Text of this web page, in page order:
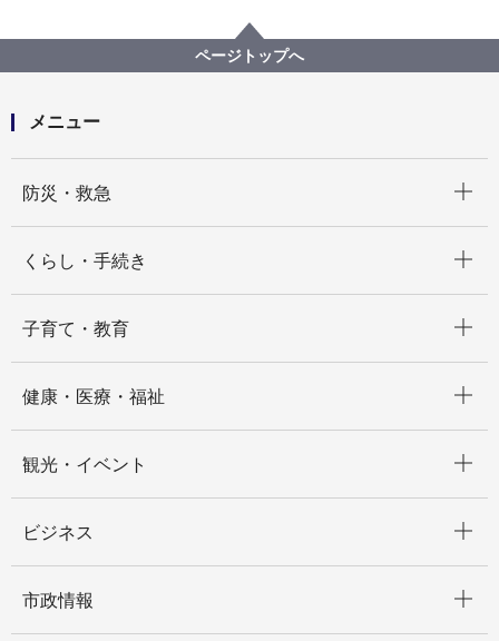
「横浜グリーンエクスポ」へつなぐ 花壇づくりのヒン
ト
ページトップへ
メニュー
防災・救急
くらし・手続き
子育て・教育
健康・医療・福祉
観光・イベント
ビジネス
市政情報